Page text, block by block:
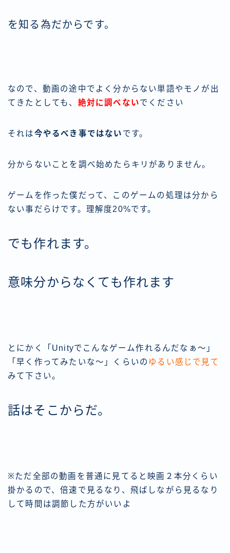
を知る為だからです。
なので、動画の途中でよく分からない単語やモノが出
てきたとしても、 絶対に調べないでください
それは今やるべき事ではない です。
分からないことを調べ始めたらキリがありません。
ゲームを作った僕だって、このゲームの処理は分から
ない事だらけです。理解度20%です。
でも作れます。
意味分からなくても作れます
とにかく「Unityでこんなゲーム作れるんだなぁ〜」
「早く作ってみたいな〜」くらいの ゆるい感じで見て
みて下さい。
話はそこからだ。
※ただ全部の動画を普通に見てると映画２本分くらい
掛かるので、倍速で見るなり、飛ばしながら見るなり
して時間は調節した方がいいよ